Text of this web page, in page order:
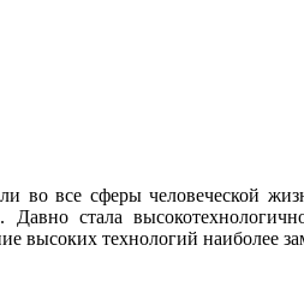
все сферы человеческой
стала
высоких технологий наиболее